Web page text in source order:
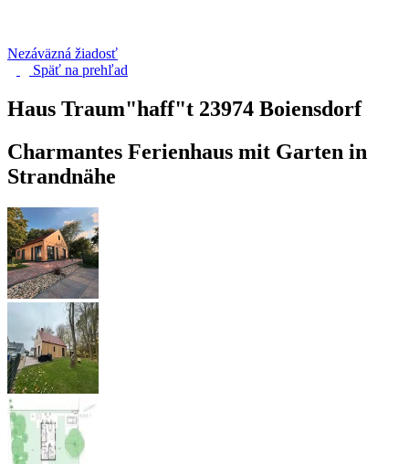
Nezáväzná žiadosť
Späť na prehľad
Haus Traum"haff"t 23974 Boiensdorf
Charmantes Ferienhaus mit Garten in
Strandnähe